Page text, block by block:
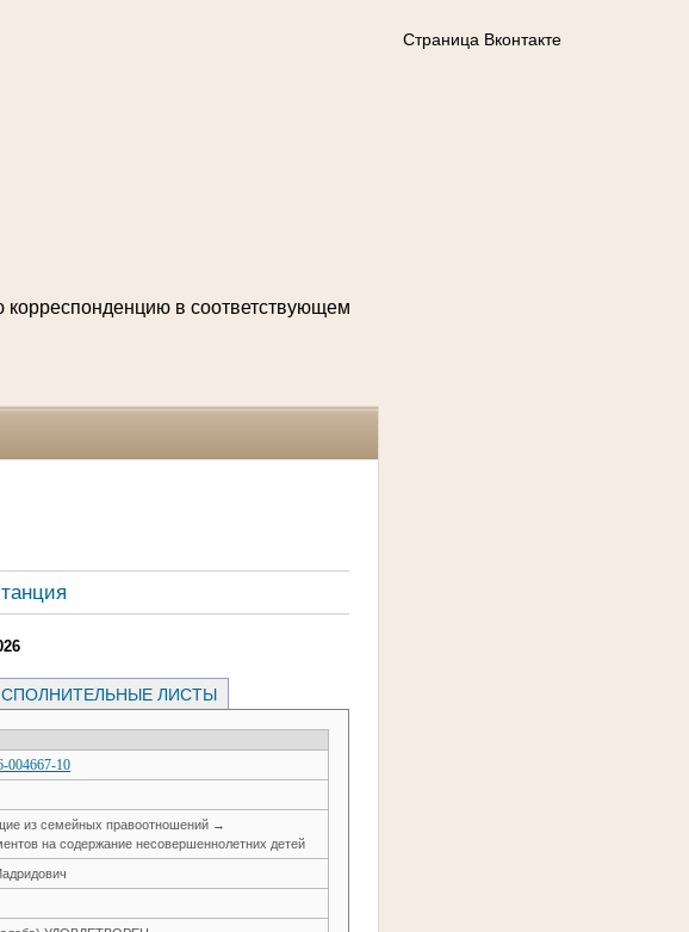
Страница Вконтакте
корреспонденцию в соответствующем
ЛИСТЫ
004667-10
из семейных правоотношений →
на содержание несовершеннолетних детей